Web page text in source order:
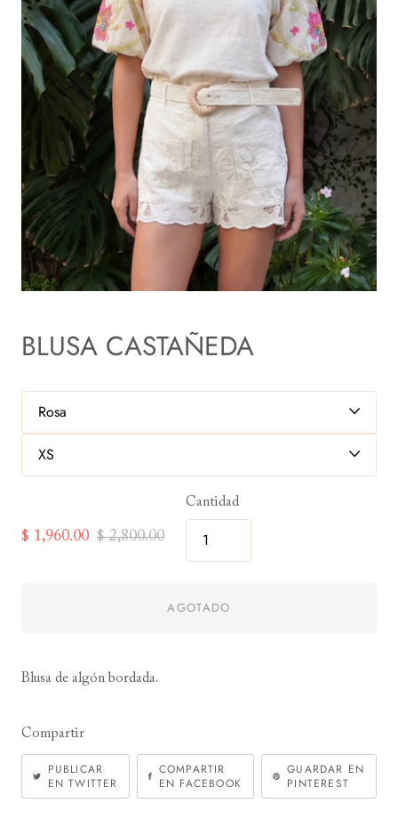
BLUSA CASTAÑEDA
$ 1,960.00 $ 2,800.00
Cantidad
AGOTADO
Blusa de algón bordada.
Compartir
PUBLICAR
EN TWITTER
COMPARTIR
EN FACEBOOK
GUARDAR EN
PINTEREST